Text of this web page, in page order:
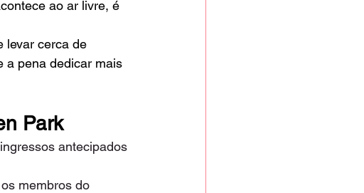
ao ar livre, é
levar cerca de
a pena dedicar mais
Park
antecipados
membros do